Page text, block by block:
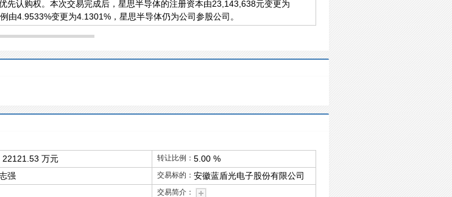
先认购权。本次交易完成后，星思半导体的注册资本由23,143,638元变更为
由4.9533%变更为4.1301%，星思半导体仍为公司参股公司。
22121.53 万元 转让比例： 5.00 %
强 交易标的： 安徽蓝盾光电子股份有限公司
交易简介：